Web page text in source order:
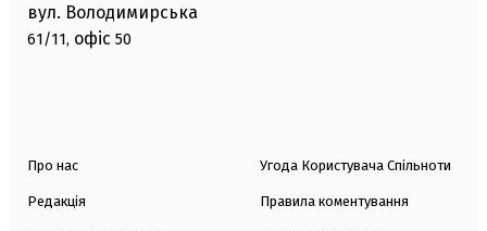
вул. Володимирська
61/11, офіс 50
Про нас
Редакція
Угода Користувача Спільноти
Правила коментування